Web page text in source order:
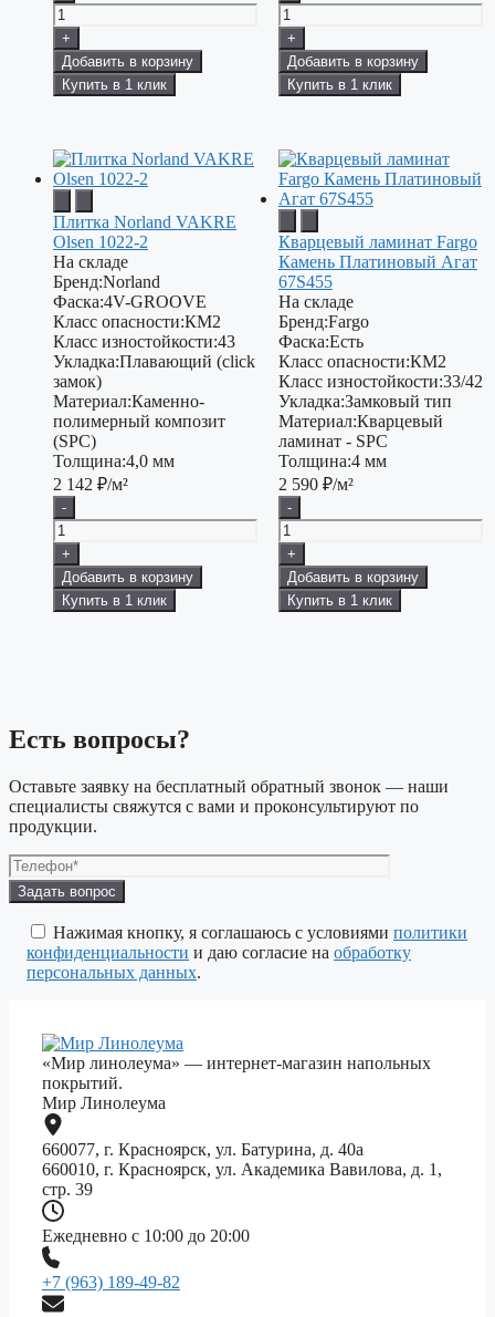
+
Добавить в корзину
Купить в 1 клик
+
Добавить в корзину
Купить в 1 клик
Плитка Norland VAKRE
Olsen 1022-2
На складе
Бренд:Norland
Фаска:4V-GROOVE
Класс опасности:КМ2
Класс изностойкости:43
Укладка:Плавающий (click
замок)
Материал:Каменно-
полимерный композит
(SPC)
Толщина:4,0 мм
2 142 ₽/м²
-
+
Добавить в корзину
Купить в 1 клик
Кварцевый ламинат Fargo
Камень Платиновый Агат
67S455
На складе
Бренд:Fargo
Фаска:Есть
Класс опасности:КМ2
Класс изностойкости:33/42
Укладка:Замковый тип
Материал:Кварцевый
ламинат - SPC
Толщина:4 мм
2 590 ₽/м²
-
+
Добавить в корзину
Купить в 1 клик
Есть вопросы?
Оставьте заявку на бесплатный обратный звонок — наши
специалисты свяжутся с вами и проконсультируют по
продукции.
Оставьте
это
поле
пустым.
Нажимая кнопку, я соглашаюсь с условиями политики
конфиденциальности и даю согласие на обработку
персональных данных.
«Мир линолеума» — интернет-магазин напольных
покрытий.
Мир Линолеума
660077, г. Красноярск, ул. Батурина, д. 40а
660010, г. Красноярск, ул. Академика Вавилова, д. 1,
стр. 39
Ежедневно с 10:00 до 20:00
+7 (963) 189-49-82